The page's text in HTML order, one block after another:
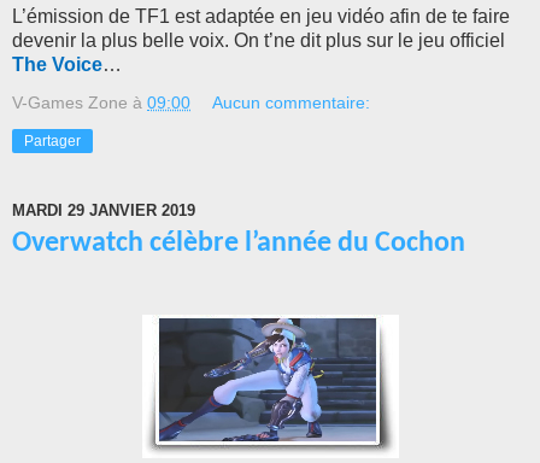
L’émission de TF1 est adaptée en jeu vidéo afin de te faire
devenir la plus belle voix. On t’ne dit plus sur le jeu officiel
The Voice…
V-Games Zone à 09:00 Aucun commentaire:
Partager
MARDI 29 JANVIER 2019
Overwatch célèbre l’année du Cochon